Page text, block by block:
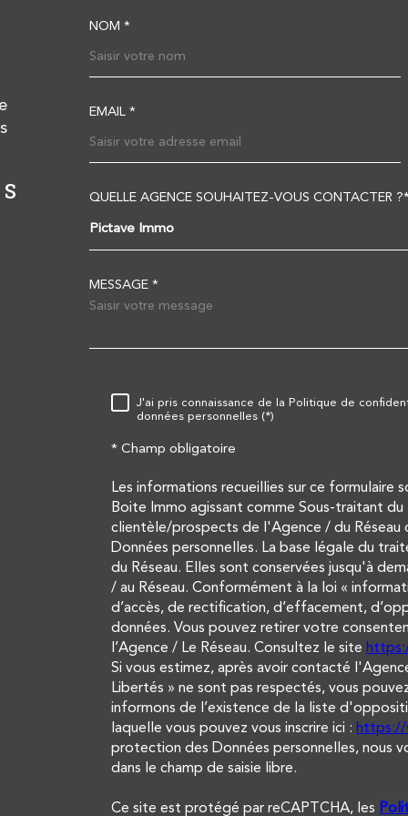
AGENCE DE LEZAY
05 49 50 78 20
contact@pictave-immo.com
NOM *
EMAIL *
QUELLE AGENCE SOUHAITEZ-VOUS CONTACTER
Pictave Immo
MESSAGE *
RÈGLEMENTATION
J'ai pris connaissance de la Politique de
données personnelles (*)
* Champ obligatoire
Les informations recueillies sur ce formulaire
Boite Immo agissant comme Sous-traitant
clientèle/prospects de l'Agence / du Réseau
Données personnelles. La base légale du
du Réseau. Elles sont conservées jusqu'à
/ au Réseau. Conformément à la loi «
d’accès, de rectification, d’effacement,
données. Vous pouvez retirer votre
l’Agence / Le Réseau. Consultez le site
Si vous estimez, après avoir contacté
Libertés » ne sont pas respectés, vous
informons de l’existence de la liste
laquelle vous pouvez vous inscrire ici : https://
protection des Données personnelles, nous
dans le champ de saisie libre.
Ce site est protégé par reCAPTCHA, les